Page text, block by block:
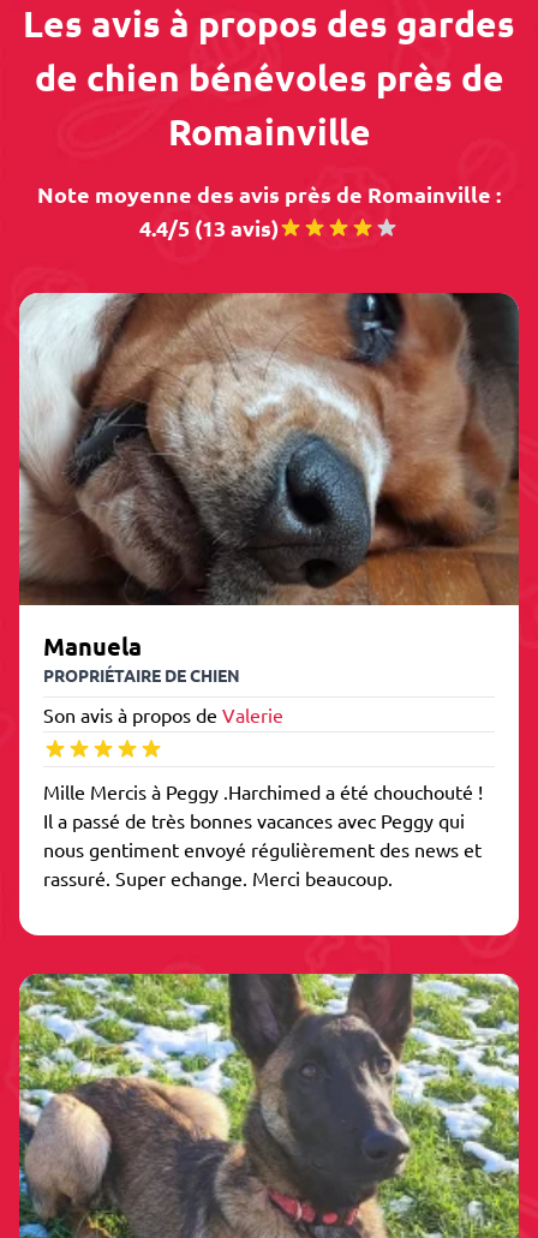
Les avis à propos des gardes
de chien bénévoles près de
Romainville
Note moyenne des avis près de Romainville :
4.4/5 (13 avis)
Manuela
PROPRIÉTAIRE DE CHIEN
Son avis à propos de Valerie
Mille Mercis à Peggy .Harchimed a été chouchouté !
Il a passé de très bonnes vacances avec Peggy qui
nous gentiment envoyé régulièrement des news et
rassuré. Super echange. Merci beaucoup.